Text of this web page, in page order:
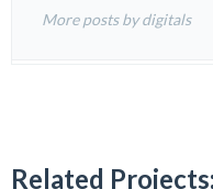
More posts by digitals
Related Projects: